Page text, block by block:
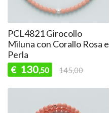
PCL4821 Girocollo
Miluna con Corallo Rosa e
Perla
€ 130,50 145,00